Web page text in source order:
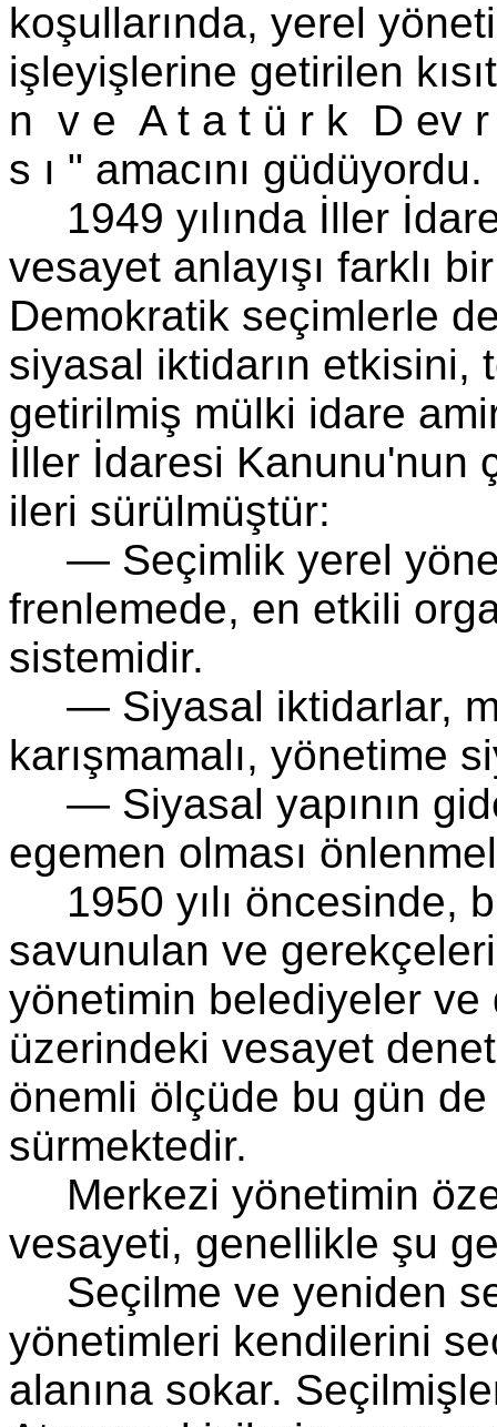
koşullarında, yerel
işleyişlerine getirilen
n v e A t a t ü r k D ev
s ı " amacını güdüyordu.
1949 yılında İller
vesayet anlayışı farklı
Demokratik seçimlerle
siyasal iktidarın etkisini,
getirilmiş mülki idare
İller İdaresi Kanunu'nun
ileri sürülmüştür:
— Seçimlik yerel
frenlemede, en etkili
sistemidir.
— Siyasal iktidarlar,
karışmamalı, yönetime
— Siyasal yapının
egemen olması
1950 yılı öncesinde,
savunulan ve
yönetimin belediyeler
üzerindeki vesayet
önemli ölçüde bu gün
sürmektedir.
Merkezi yönetimin
vesayeti, genellikle şu
Seçilme ve yeniden
yönetimleri kendilerini
alanına sokar.